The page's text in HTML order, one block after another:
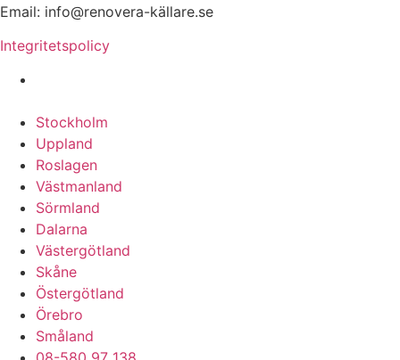
Email: info@renovera-källare.se
Integritetspolicy
Stockholm
Uppland
Roslagen
Västmanland
Sörmland
Dalarna
Västergötland
Skåne
Östergötland
Örebro
Småland